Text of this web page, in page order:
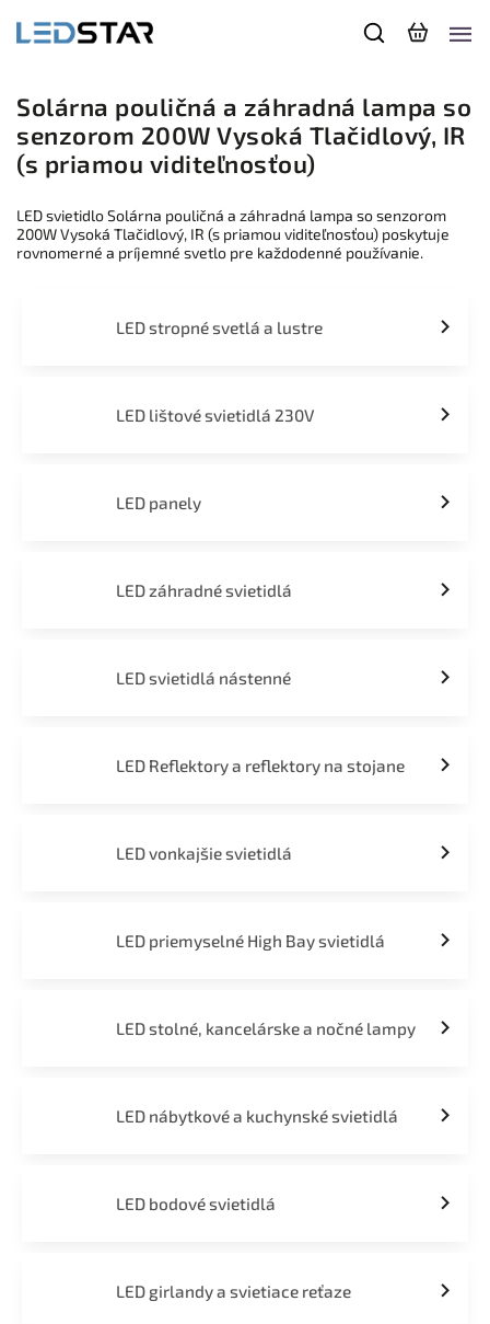
Solárna pouličná a záhradná lampa so
senzorom 200W Vysoká Tlačidlový, IR
(s priamou viditeľnosťou)
LED svietidlo Solárna pouličná a záhradná lampa so senzorom
200W Vysoká Tlačidlový, IR (s priamou viditeľnosťou) poskytuje
rovnomerné a príjemné svetlo pre každodenné používanie.
LED stropné svetlá a lustre
LED lištové svietidlá 230V
LED panely
LED záhradné svietidlá
LED svietidlá nástenné
LED Reflektory a reflektory na stojane
LED vonkajšie svietidlá
LED priemyselné High Bay svietidlá
LED stolné, kancelárske a nočné lampy
LED nábytkové a kuchynské svietidlá
LED bodové svietidlá
LED girlandy a svietiace reťaze